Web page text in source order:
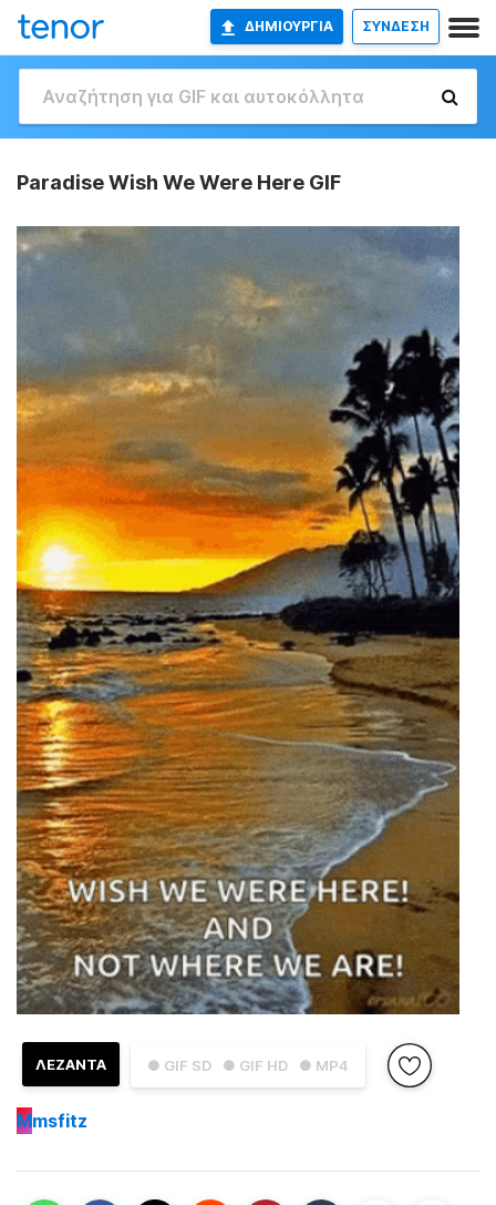
ΔΗΜΙΟΥΡΓΊΑ ΣΥΝΔΕΣΗ
Paradise Wish We Were Here GIF
● GIF SD ● GIF HD ● MP4
ΛΕΖΑΝΤΑ
Mmsfitz